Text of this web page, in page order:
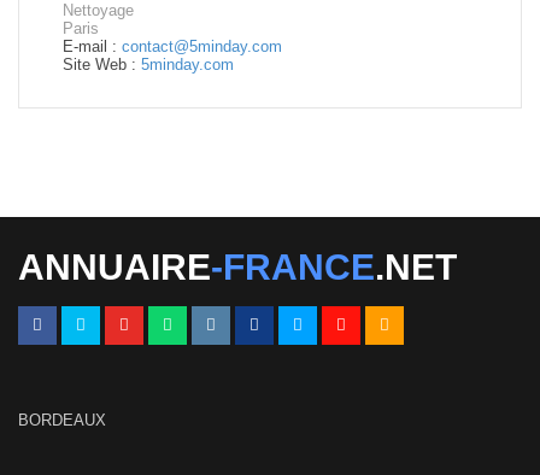
Nettoyage
Paris
E-mail : contact@5minday.com
Site Web : 5minday.com
ANNUAIRE-FRANCE.NET
BORDEAUX